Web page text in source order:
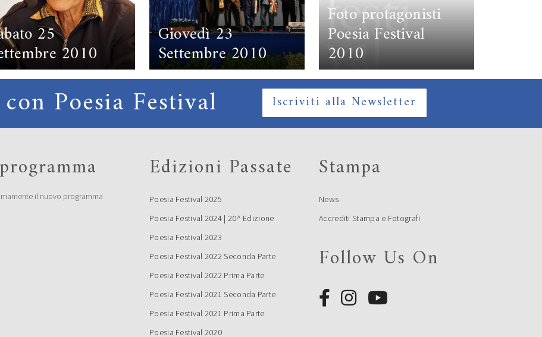
25
2010
Giovedì 23
Settembre 2010
Foto protagonisti
Poesia Festival
2010
Poesia Festival Iscriviti alla Newsletter
il nuovo programma
Edizioni Passate
Poesia Festival 2025
Poesia Festival 2024 | 20^ Edizione
Poesia Festival 2023
Poesia Festival 2022 Seconda Parte
Poesia Festival 2022 Prima Parte
Poesia Festival 2021 Seconda Parte
Poesia Festival 2021 Prima Parte
Poesia Festival 2020
Stampa
News
Accrediti Stampa e Fotografi
Follow Us On